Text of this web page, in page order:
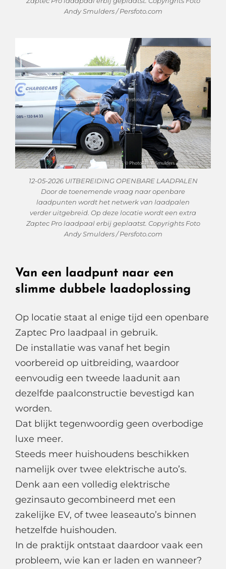
Andy Smulders / Persfoto.com
12-05-2026 UITBEREIDING OPENBARE LAADPALEN
Door de toenemende vraag naar openbare
laadpunten wordt het netwerk van laadpalen
verder uitgebreid. Op deze locatie wordt een extra
Zaptec Pro laadpaal erbij geplaatst. Copyrights Foto
Andy Smulders / Persfoto.com
Van een laadpunt naar een
slimme dubbele laadoplossing
Op locatie staat al enige tijd een openbare
Zaptec Pro laadpaal in gebruik.
De installatie was vanaf het begin
voorbereid op uitbreiding, waardoor
eenvoudig een tweede laadunit aan
dezelfde paalconstructie bevestigd kan
worden.
Dat blijkt tegenwoordig geen overbodige
luxe meer.
Steeds meer huishoudens beschikken
namelijk over twee elektrische auto’s.
Denk aan een volledig elektrische
gezinsauto gecombineerd met een
zakelijke EV, of twee leaseauto’s binnen
hetzelfde huishouden.
In de praktijk ontstaat daardoor vaak een
probleem, wie kan er laden en wanneer?